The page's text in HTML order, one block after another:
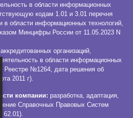
в области информационных
кодам 1.01 и 3.01 перечня
в области информационных технологий,
Минцифры России от 11.05.2023 N
организаций,
в области информационных
Реестре №1264, дата решения об
2011 г).
компании: разработка, адаптация,
Справочных Правовых Систем